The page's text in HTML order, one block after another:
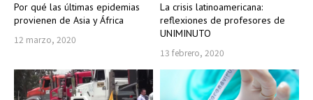
Por qué las últimas epidemias
provienen de Asia y África
12 marzo, 2020
La crisis latinoamericana:
reflexiones de profesores de
UNIMINUTO
13 febrero, 2020